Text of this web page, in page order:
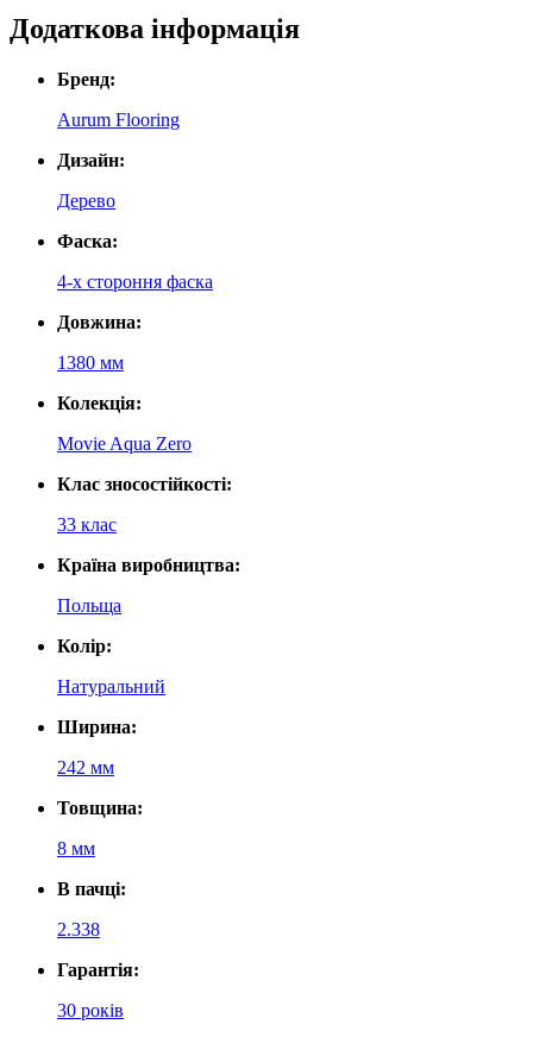
Додаткова інформація
Бренд:
Aurum Flooring
Дизайн:
Дерево
Фаска:
4-х стороння фаска
Довжина:
1380 мм
Колекція:
Movie Aqua Zero
Клас зносостійкості:
33 клас
Країна виробництва:
Польща
Колір:
Натуральний
Ширина:
242 мм
Товщина:
8 мм
В пачці:
2.338
Гарантія:
30 років